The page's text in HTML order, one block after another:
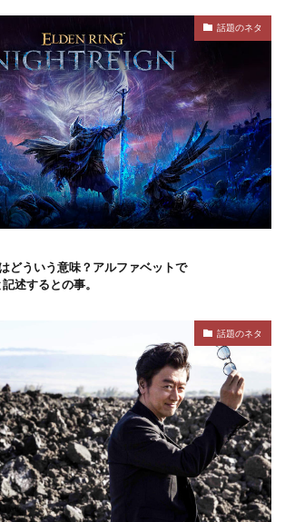
話題のネタ
どういう意味？アルファベットで
述するとの事。
話題のネタ